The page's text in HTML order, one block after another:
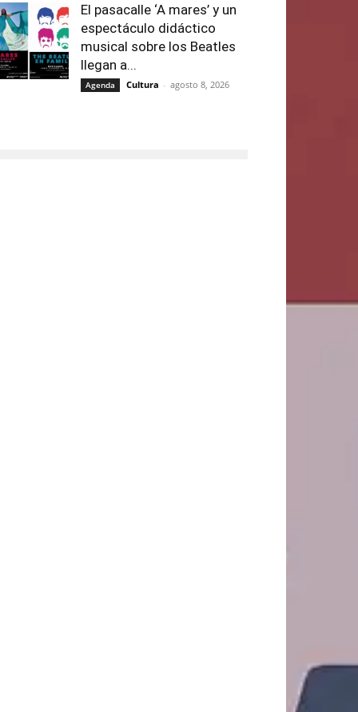
El pasacalle ‘A mares’ y un
espectáculo didáctico
musical sobre los Beatles
llegan a...
Agenda Cultura - agosto 8, 2026